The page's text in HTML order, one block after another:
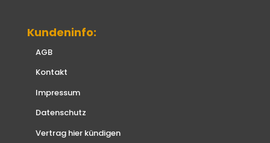
Kundeninfo:
AGB
Kontakt
Impressum
Datenschutz
Vertrag hier kündigen